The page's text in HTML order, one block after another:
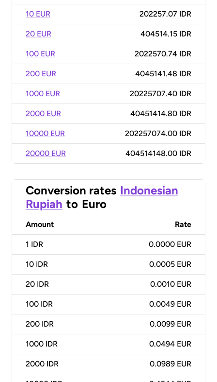
10 EUR 202257.07 IDR
20 EUR 404514.15 IDR
100 EUR 2022570.74 IDR
200 EUR 4045141.48 IDR
1000 EUR 20225707.40 IDR
2000 EUR 40451414.80 IDR
10000 EUR 202257074.00 IDR
20000 EUR 404514148.00 IDR
Conversion rates Indonesian
Rupiah to Euro
Amount Rate
1 IDR 0.0000 EUR
10 IDR 0.0005 EUR
20 IDR 0.0010 EUR
100 IDR 0.0049 EUR
200 IDR 0.0099 EUR
1000 IDR 0.0494 EUR
2000 IDR 0.0989 EUR